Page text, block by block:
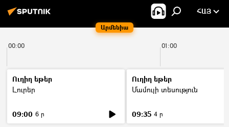
Արմենիա
ՀԱՅ
00:00 01:00
Ուղիղ եթեր
Լուրեր
09:00 6 ր
Ուղիղ եթեր
Մամուլի տեսություն
09:35 4 ր